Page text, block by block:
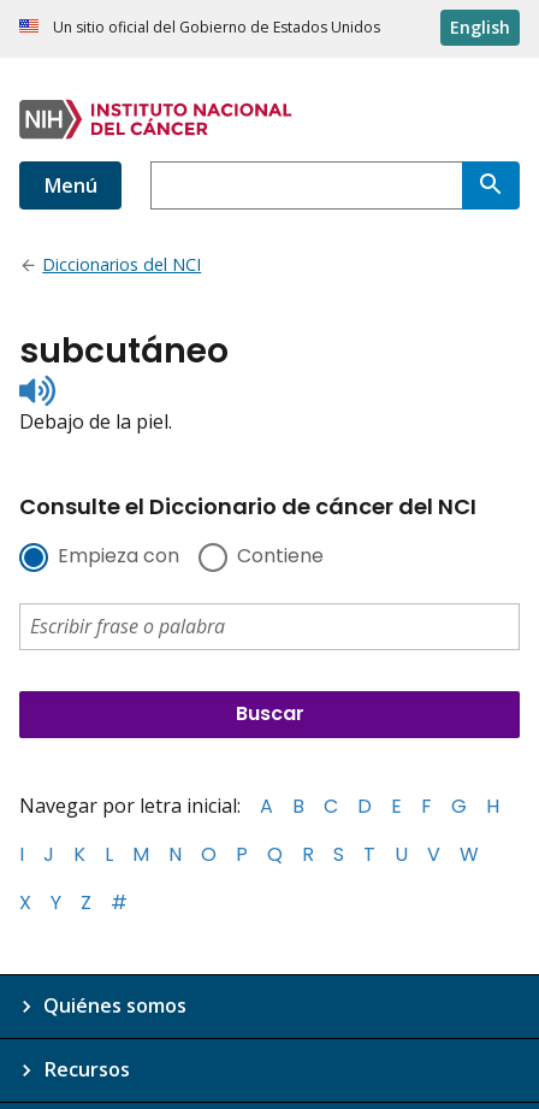
Un sitio oficial del Gobierno de Estados Unidos English
Menú
Diccionarios del NCI
subcutáneo
Listen
to
pronunciation
Debajo de la piel.
Consulte el Diccionario de cáncer del NCI
Empieza con Contiene
Navegar por letra inicial: A B C D E F G
H
I
J K L M N O P Q R S T U V
W
X
Y Z #
Quiénes somos
Recursos